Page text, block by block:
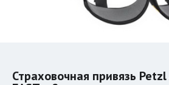
Страховочная привязь Petzl